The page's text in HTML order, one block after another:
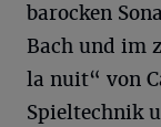
barocken
Bach und im
la nuit“ von
Spieltechnik